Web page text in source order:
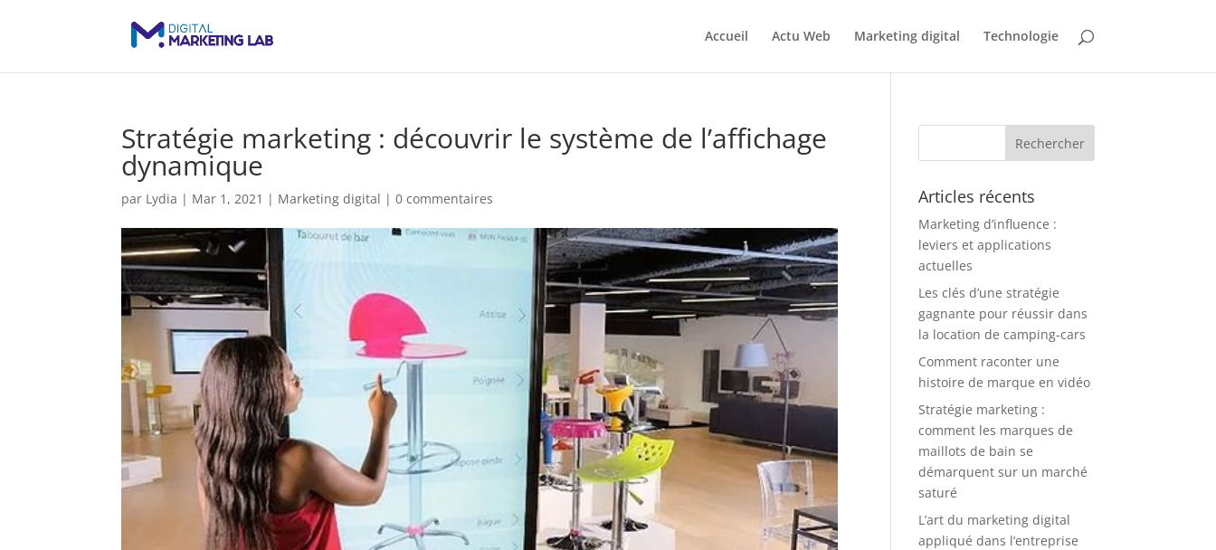
Accueil Actu Web Marketing digital Technologie
Stratégie marketing : découvrir le système de l’affichage
dynamique
par Lydia | Mar 1, 2021 | Marketing digital |0 commentaires Articles récents
Marketing d’influence :
leviers et applications
actuelles
Les clés d’une stratégie
gagnante pour réussir dans
la location de camping-cars
Comment raconter une
histoire de marque en vidéo
Stratégie marketing :
comment les marques de
maillots de bain se
démarquent sur un marché
saturé
L’art du marketing digital
appliqué dans l’entreprise